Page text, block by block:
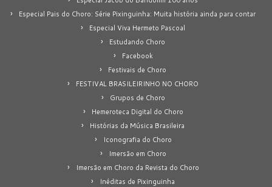
Especial Pais do Choro: Série Pixinguinha: Muita história ainda para contar
Especial Viva Hermeto Pascoal
Estudando Choro
Facebook
Festivais de Choro
FESTIVAL BRASILEIRINHO NO CHORO
Grupos de Choro
Hemeroteca Digital do Choro
Histórias da Música Brasileira
Iconografia do Choro
Imersão em Choro
Imersão em Choro da Revista do Choro
Inéditas de Pixinguinha